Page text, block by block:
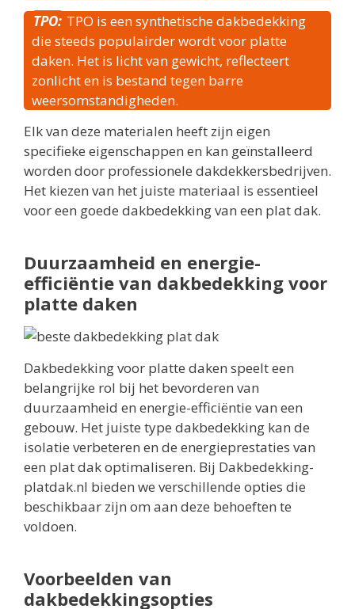
TPO: TPO is een synthetische dakbedekking
die steeds populairder wordt voor platte
daken. Het is licht van gewicht, reflecteert
zonlicht en is bestand tegen barre
weersomstandigheden.
Elk van deze materialen heeft zijn eigen
specifieke eigenschappen en kan geïnstalleerd
worden door professionele dakdekkersbedrijven.
Het kiezen van het juiste materiaal is essentieel
voor een goede dakbedekking van een plat dak.
Duurzaamheid en energie-
efficiëntie van dakbedekking voor
platte daken
Dakbedekking voor platte daken speelt een
belangrijke rol bij het bevorderen van
duurzaamheid en energie-efficiëntie van een
gebouw. Het juiste type dakbedekking kan de
isolatie verbeteren en de energieprestaties van
een plat dak optimaliseren. Bij Dakbedekking-
platdak.nl bieden we verschillende opties die
beschikbaar zijn om aan deze behoeften te
voldoen.
Voorbeelden van
dakbedekkingsopties